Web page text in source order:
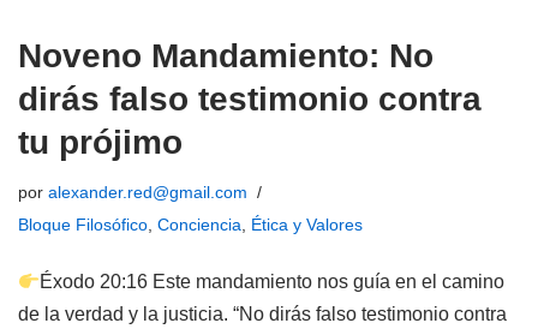
Noveno Mandamiento: No
dirás falso testimonio contra
tu prójimo
por alexander.red@gmail.com
Bloque Filosófico, Conciencia, Ética y Valores
Éxodo 20:16 Este mandamiento nos guía en el camino
de la verdad y la justicia. “No dirás falso testimonio contra